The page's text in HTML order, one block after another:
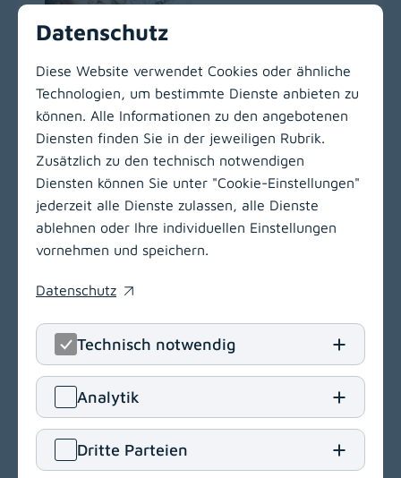
Zur Hauptnavigation
LinkedIn
(opens in
Klinikum Klagenfurt am Wörthersee
Feschnigstraße 11
Datenschutz
Diese Website verwendet Cookies oder ähnliche
Technologien, um bestimmte Dienste anbieten zu
können. Alle Informationen zu den angebotenen
Diensten finden Sie in der jeweiligen Rubrik.
Zusätzlich zu den technisch notwendigen
Diensten können Sie unter "Cookie-Einstellungen"
jederzeit alle Dienste zulassen, alle Dienste
ablehnen oder Ihre individuellen Einstellungen
vornehmen und speichern.
Datenschutz
(opens in a new window)
Technisch notwendig
Analytik
Dritte Parteien